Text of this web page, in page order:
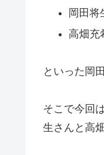
岡田将
高畑充
といった岡
そこで今回
生さんと高